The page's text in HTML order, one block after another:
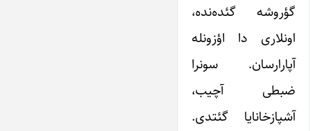
گؤروشه گئده‌نده،
اونلاری دا اؤزونله
آپارارسان. سونرا
ضبطی آچیب،
آشپازخانایا گئتدی.